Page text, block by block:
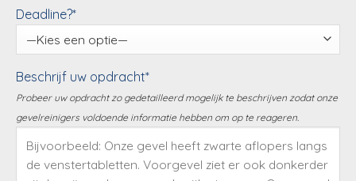
Deadline?*
Beschrijf uw opdracht*
Probeer uw opdracht zo gedetailleerd mogelijk te beschrijven zodat onze
gevelreinigers voldoende informatie hebben om op te reageren.